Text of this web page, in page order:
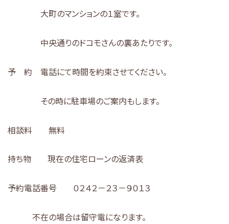
大町のマンションの１室です。
中央通りのドコモさんの裏あたりです。
予 約 電話にて時間を約束させてください。
その時に駐車場のご案内もします。
相談料 無料
持ち物 現在の住宅ローンの返済表
予約電話番号 ０２４２－２３－９０１３
不在の場合は留守電になります。